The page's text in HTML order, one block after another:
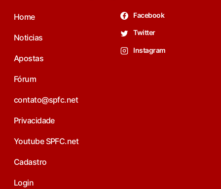
Home
Noticias
Apostas
Fórum
contato@spfc.net
Privacidade
Youtube SPFC.net
Cadastro
Login
Facebook
Twitter
Instagram